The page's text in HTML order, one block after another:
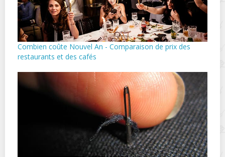
Combien coûte Nouvel An - Comparaison de prix des
restaurants et des cafés